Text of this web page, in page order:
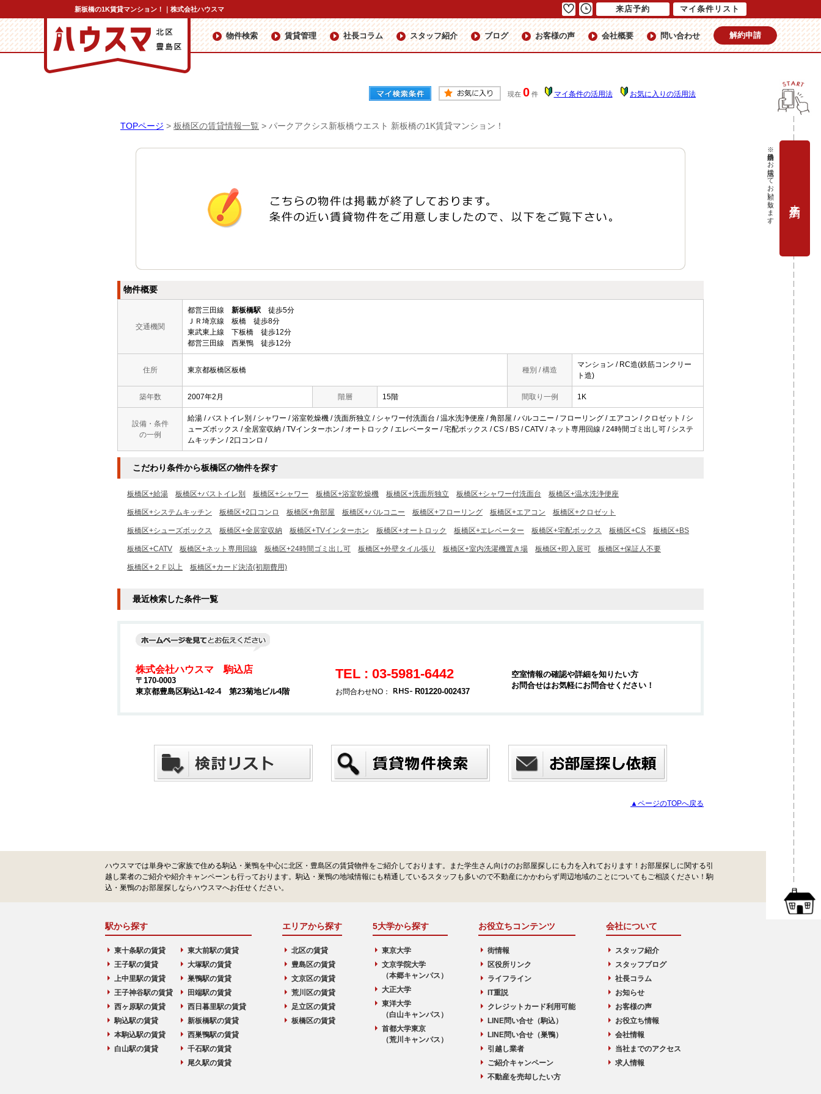
新板橋の1K賃貸マンション！｜株式会社ハウスマ
物件検索 賃貸管理 社長コラム スタッフ紹介 ブログ お客様の声 会社概要 問い合わせ 解約申請
現在 0 件 マイ条件の活用法 お気に入りの活用法
TOPページ > 板橋区の賃貸情報一覧 > パークアクシス新板橋ウエスト 新板橋の1K賃貸マンション！
物件概要
交通機関
都営三田線 新板橋駅 徒歩5分
ＪＲ埼京線 板橋 徒歩8分
東武東上線 下板橋 徒歩12分
都営三田線 西巣鴨 徒歩12分
住所 東京都板橋区板橋 種別 / 構造
マンション / RC造(鉄筋コンクリー
ト造)
築年数 2007年2月 階層 15階 間取り一例 1K
設備・条件
の一例
給湯 / バストイレ別 / シャワー / 浴室乾燥機 / 洗面所独立 / シャワー付洗面台 / 温水洗浄便座 / 角部屋 / バルコニー / フローリング / エアコン / クロゼット / シ
ューズボックス / 全居室収納 / TVインターホン / オートロック / エレベーター / 宅配ボックス / CS / BS / CATV / ネット専用回線 / 24時間ゴミ出し可 / システ
ムキッチン / 2口コンロ /
こだわり条件から板橋区の物件を探す
板橋区+給湯 板橋区+バストイレ別 板橋区+シャワー 板橋区+浴室乾燥機 板橋区+洗面所独立 板橋区+シャワー付洗面台 板橋区+温水洗浄便座
板橋区+システムキッチン 板橋区+2口コンロ 板橋区+角部屋 板橋区+バルコニー 板橋区+フローリング 板橋区+エアコン 板橋区+クロゼット
板橋区+シューズボックス 板橋区+全居室収納 板橋区+TVインターホン 板橋区+オートロック 板橋区+エレベーター 板橋区+宅配ボックス 板橋区+CS 板橋区+BS
板橋区+CATV 板橋区+ネット専用回線 板橋区+24時間ゴミ出し可 板橋区+外壁タイル張り 板橋区+室内洗濯機置き場 板橋区+即入居可 板橋区+保証人不要
板橋区+２Ｆ以上 板橋区+カード決済(初期費用)
最近検索した条件一覧
株式会社ハウスマ 駒込店
〒170-0003
東京都豊島区駒込1-42-4 第23菊地ビル4階
TEL : 03-5981-6442
お問合わせNO： R01220-002437
空室情報の確認や詳細を知りたい方
お問合せはお気軽にお問合せください！
▲ページのTOPへ戻る
ハウスマでは単身やご家族で住める駒込・巣鴨を中心に北区・豊島区の賃貸物件をご紹介しております。また学生さん向けのお部屋探しにも力を入れております！お部屋探しに関する引
越し業者のご紹介や紹介キャンペーンも行っております。駒込・巣鴨の地域情報にも精通しているスタッフも多いので不動産にかかわらず周辺地域のことについてもご相談ください！駒
込・巣鴨のお部屋探しならハウスマへお任せください。
駅から探す
東十条駅の賃貸
王子駅の賃貸
上中里駅の賃貸
王子神谷駅の賃貸
西ヶ原駅の賃貸
駒込駅の賃貸
本駒込駅の賃貸
白山駅の賃貸
東大前駅の賃貸
大塚駅の賃貸
巣鴨駅の賃貸
田端駅の賃貸
西日暮里駅の賃貸
新板橋駅の賃貸
西巣鴨駅の賃貸
千石駅の賃貸
尾久駅の賃貸
エリアから探す
北区の賃貸
豊島区の賃貸
文京区の賃貸
荒川区の賃貸
足立区の賃貸
板橋区の賃貸
5大学から探す
東京大学
文京学院大学
（本郷キャンパス）
大正大学
東洋大学
（白山キャンパス）
首都大学東京
（荒川キャンパス）
お役立ちコンテンツ
街情報
区役所リンク
ライフライン
IT重説
クレジットカード利用可能
LINE問い合せ（駒込）
LINE問い合せ（巣鴨）
引越し業者
ご紹介キャンペーン
不動産を売却したい方
会社について
スタッフ紹介
スタッフブログ
社長コラム
お知らせ
お客様の声
お役立ち情報
会社情報
当社までのアクセス
求人情報
来店予約 マイ条件リスト
※当日予約はお電話にてお願い致します。